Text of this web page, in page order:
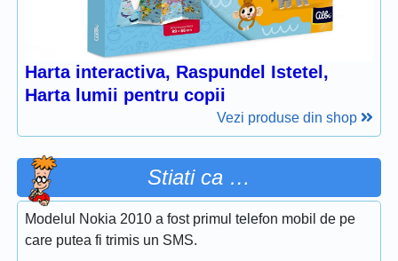
Harta interactiva, Raspundel Istetel,
Harta lumii pentru copii
Vezi produse din shop
Stiati ca …
Modelul Nokia 2010 a fost primul telefon mobil de pe
care putea fi trimis un SMS.